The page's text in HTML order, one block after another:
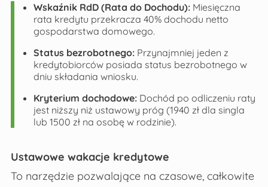
Wskaźnik RdD (Rata do Dochodu):Miesięczna
rata kredytu przekracza 40% dochodu netto
gospodarstwa domowego.
Status bezrobotnego:Przynajmniej jeden z
kredytobiorców posiada status bezrobotnego w
dniu składania wniosku.
Kryterium dochodowe:Dochód po odliczeniu raty
jest niższy niż ustawowy próg (1940 zł dla singla
lub 1500 zł na osobę w rodzinie).
Ustawowe wakacje kredytowe
To narzędzie pozwalające na czasowe, całkowite